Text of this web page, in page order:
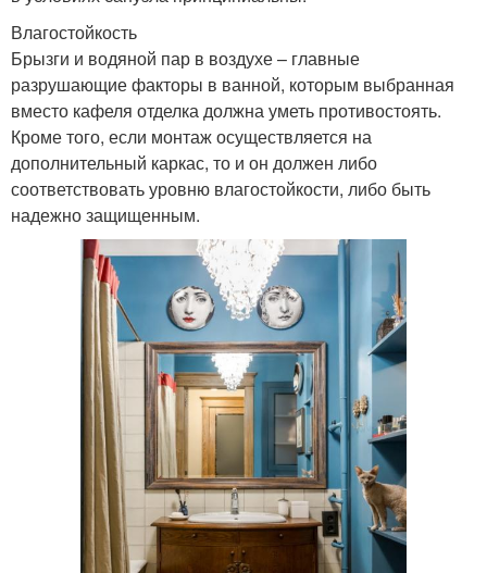
Влагостойкость
Брызги и водяной пар в воздухе – главные
разрушающие факторы в ванной, которым выбранная
вместо кафеля отделка должна уметь противостоять.
Кроме того, если монтаж осуществляется на
дополнительный каркас, то и он должен либо
соответствовать уровню влагостойкости, либо быть
надежно защищенным.